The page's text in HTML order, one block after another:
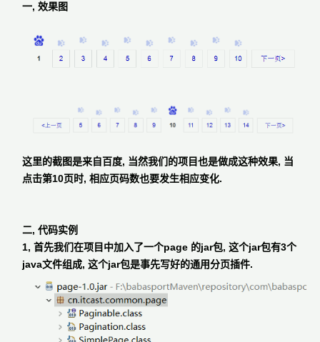
一, 效果图
这里的截图是来自百度, 当然我们的项目也是做成这种效果, 当
点击第10页时, 相应页码数也要发生相应变化.
二, 代码实例
1, 首先我们在项目中加入了一个page 的jar包, 这个jar包有3个
java文件组成, 这个jar包是事先写好的通用分页插件.